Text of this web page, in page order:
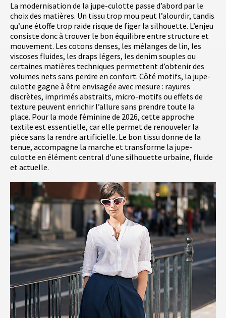
La modernisation de la jupe-culotte passe d’abord par le
choix des matières. Un tissu trop mou peut l’alourdir, tandis
qu’une étoffe trop raide risque de figer la silhouette. L’enjeu
consiste donc à trouver le bon équilibre entre structure et
mouvement. Les cotons denses, les mélanges de lin, les
viscoses fluides, les draps légers, les denim souples ou
certaines matières techniques permettent d’obtenir des
volumes nets sans perdre en confort. Côté motifs, la jupe-
culotte gagne à être envisagée avec mesure : rayures
discrètes, imprimés abstraits, micro-motifs ou effets de
texture peuvent enrichir l’allure sans prendre toute la
place. Pour la mode féminine de 2026, cette approche
textile est essentielle, car elle permet de renouveler la
pièce sans la rendre artificielle. Le bon tissu donne de la
tenue, accompagne la marche et transforme la jupe-
culotte en élément central d’une silhouette urbaine, fluide
et actuelle.